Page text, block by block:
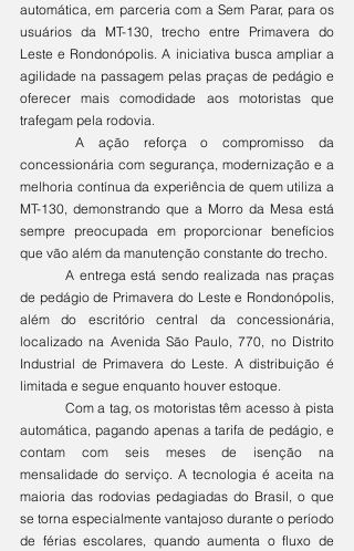
automática, em parceria com a Sem Parar, para os
usuários da MT-130, trecho entre Primavera do
Leste e Rondonópolis. A iniciativa busca ampliar a
agilidade na passagem pelas praças de pedágio e
oferecer mais comodidade aos motoristas que
trafegam pela rodovia.
concessionária com segurança, modernização e a
melhoria contínua da experiência de quem utiliza a
MT-130, demonstrando que a Morro da Mesa está
sempre preocupada em proporcionar benefícios
que vão além da manutenção constante do trecho.
	A entrega está sendo realizada nas praças
de pedágio de Primavera do Leste e Rondonópolis,
além do escritório central da concessionária,
localizado na Avenida São Paulo, 770, no Distrito
Industrial de Primavera do Leste. A distribuição é
limitada e segue enquanto houver estoque.
automática, pagando apenas a tarifa de pedágio, e
contam com seis meses de isenção na
mensalidade do serviço. A tecnologia é aceita na
maioria das rodovias pedagiadas do Brasil, o que
se torna especialmente vantajoso durante o período
de férias escolares, quando aumenta o fluxo de